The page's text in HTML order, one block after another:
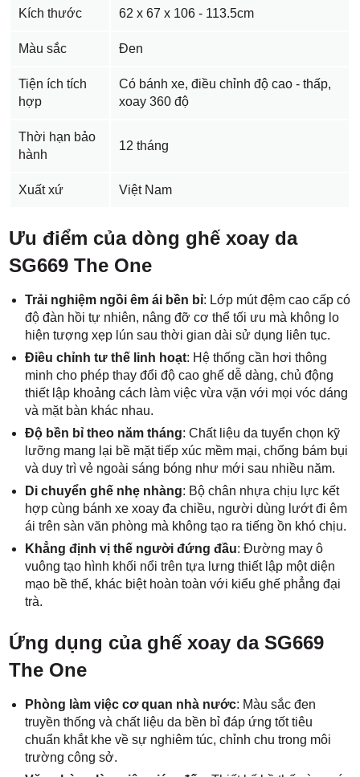
Kích thước 62 x 67 x 106 - 113.5cm
Màu sắc Đen
Tiện ích tích
hợp
Có bánh xe, điều chỉnh độ cao - thấp,
xoay 360 độ
Thời hạn bảo
hành
12 tháng
Xuất xứ Việt Nam
Ưu điểm của dòng ghế xoay da
SG669 The One
Trải nghiệm ngồi êm ái bền bỉ: Lớp mút đệm cao cấp có
độ đàn hồi tự nhiên, nâng đỡ cơ thể tối ưu mà không lo
hiện tượng xẹp lún sau thời gian dài sử dụng liên tục.
Điều chỉnh tư thế linh hoạt: Hệ thống cần hơi thông
minh cho phép thay đổi độ cao ghế dễ dàng, chủ động
thiết lập khoảng cách làm việc vừa vặn với mọi vóc dáng
và mặt bàn khác nhau.
Độ bền bỉ theo năm tháng: Chất liệu da tuyển chọn kỹ
lưỡng mang lại bề mặt tiếp xúc mềm mại, chống bám bụi
và duy trì vẻ ngoài sáng bóng như mới sau nhiều năm.
Di chuyển ghế nhẹ nhàng: Bộ chân nhựa chịu lực kết
hợp cùng bánh xe xoay đa chiều, người dùng lướt đi êm
ái trên sàn văn phòng mà không tạo ra tiếng ồn khó chịu.
Khẳng định vị thế người đứng đầu: Đường may ô
vuông tạo hình khối nổi trên tựa lưng thiết lập một diện
mạo bề thế, khác biệt hoàn toàn với kiểu ghế phẳng đại
trà.
Ứng dụng của ghế xoay da SG669
The One
Phòng làm việc cơ quan nhà nước: Màu sắc đen
truyền thống và chất liệu da bền bỉ đáp ứng tốt tiêu
chuẩn khắt khe về sự nghiêm túc, chỉnh chu trong môi
trường công sở.